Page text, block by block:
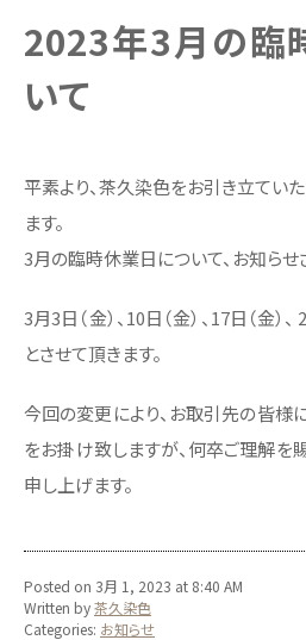
2023年3月の臨
いて
平素より、茶久染色をお引き立てい
ます。
3月の臨時休業日について、お知らせ
3月3日（金）、10日（金）、17日（金）
とさせて頂きます。
今回の変更により、お取引先の皆様
をお掛け致しますが、何卒ご理解を
申し上げます。
Posted on 3月 1, 2023 at 8:40 AM
Written by茶久染色
Categories: お知らせ